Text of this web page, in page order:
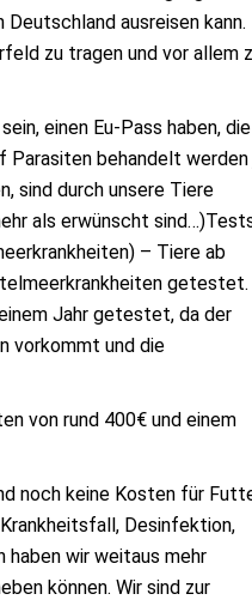
Deutschland ausreisen kann.
zu tragen und vor allem
einen Eu-Pass haben, die
Parasiten behandelt werden
sind durch unsere Tiere
als erwünscht
– Tiere ab
getestet.
Jahr getestet, da der
vorkommt und die
von rund 400€ und einem
noch keine Kosten für
Desinfektion,
wir weitaus mehr
können. Wir sind zur